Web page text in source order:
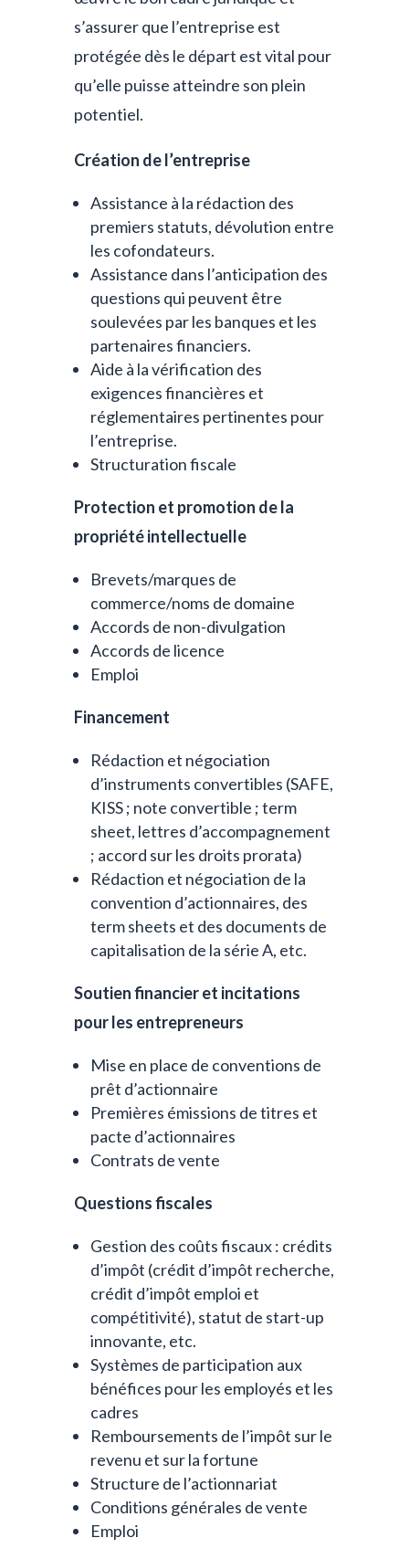
s’assurer que l’entreprise est
protégée dès le départ est vital pour
qu’elle puisse atteindre son plein
potentiel.
Création de l’entreprise
Assistance à la rédaction des
premiers statuts, dévolution entre
les cofondateurs.
Assistance dans l’anticipation des
questions qui peuvent être
soulevées par les banques et les
partenaires financiers.
Aide à la vérification des
exigences financières et
réglementaires pertinentes pour
l’entreprise.
Structuration fiscale
Protection et promotion de la
propriété intellectuelle
Brevets/marques de
commerce/noms de domaine
Accords de non-divulgation
Accords de licence
Emploi
Financement
Rédaction et négociation
d’instruments convertibles (SAFE,
KISS ; note convertible ; term
sheet, lettres d’accompagnement
; accord sur les droits prorata)
Rédaction et négociation de la
convention d’actionnaires, des
term sheets et des documents de
capitalisation de la série A, etc.
Soutien financier et incitations
pour les entrepreneurs
Mise en place de conventions de
prêt d’actionnaire
Premières émissions de titres et
pacte d’actionnaires
Contrats de vente
Questions fiscales
Gestion des coûts fiscaux : crédits
d’impôt (crédit d’impôt recherche,
crédit d’impôt emploi et
compétitivité), statut de start-up
innovante, etc.
Systèmes de participation aux
bénéfices pour les employés et les
cadres
Remboursements de l’impôt sur le
revenu et sur la fortune
Structure de l’actionnariat
Conditions générales de vente
Emploi